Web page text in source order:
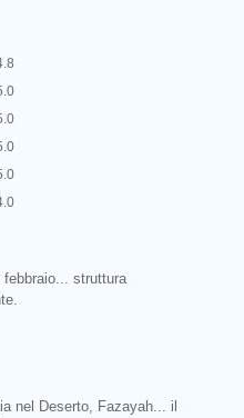
febbraio... struttura
nel Deserto, Fazayah... il